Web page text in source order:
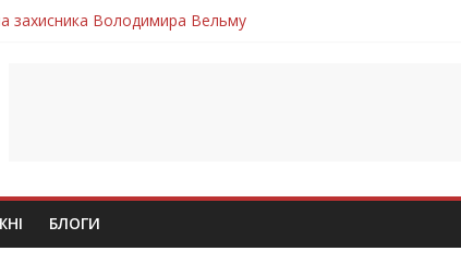
захисника Володимира Вельму
на щиті повертається воїн Володимир Паламарчук
завдання загинув захисник Юрій Пушкар з Тернопільщини
захисник Дмитро Березко з Тернопільщини
БЛОГИ